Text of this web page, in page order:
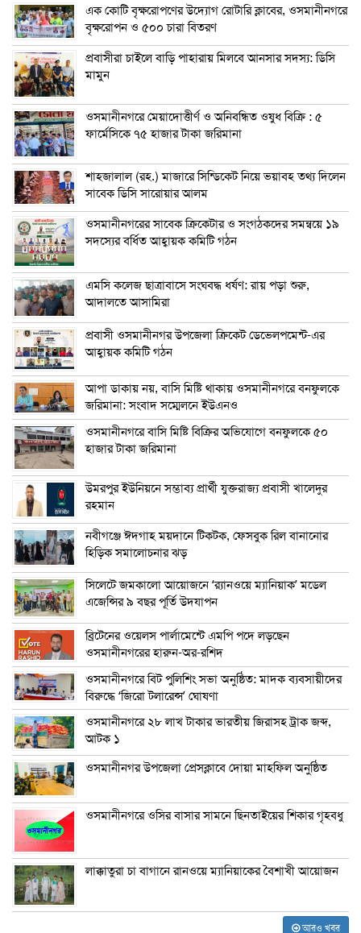
এক কোটি বৃক্ষরোপণের উদ্যোগ রোটারি ক্লাবের, ওসমানীনগরে
বৃক্ষরোপন ও ৫০০ চারা বিতরণ
প্রবাসীরা চাইলে বাড়ি পাহারায় মিলবে আনসার সদস্য: ডিসি
মামুন
ওসমানীনগরে মেয়াদোত্তীর্ণ ও অনিবন্ধিত ওষুধ বিক্রি : ৫
ফার্মেসিকে ৭৫ হাজার টাকা জরিমানা
শাহজালাল (রহ.) মাজারে সিন্ডিকেট নিয়ে ভয়াবহ তথ্য দিলেন
সাবেক ডিসি সারোয়ার আলম
ওসমানীনগরের সাবেক ক্রিকেটার ও সংগঠকদের সমন্বয়ে ১৯
সদস্যের বর্ধিত আহ্বায়ক কমিটি গঠন
এম‌সি কলেজ ছাত্রাবাসে সংঘবদ্ধ ধর্ষণ: রায় পড়া শুরু,
আদালতে আসামিরা
প্রবাসী ওসমানীনগর উপজেলা ক্রিকেট ডেভেলপমেন্ট-এর
আহ্বায়ক কমিটি গঠন
আপা ডাকায় নয়, বাসি মিষ্টি থাকায় ওসমানীনগরে বনফুলকে
জরিমানা: সংবাদ সম্মেলনে ইউএনও
ওসমানীনগরে বাসি মিষ্টি বিক্রির অভিযোগে বনফুলকে ৫০
হাজার টাকা জরিমানা
উমরপুর ইউনিয়নে সম্ভাব্য প্রার্থী যুক্তরাজ্য প্রবাসী খালেদুর
রহমান
নবীগঞ্জে ঈদগাহ ময়দানে টিকটক, ফেসবুক রিল বানানোর
হিড়িক সমালোচনার ঝড়
সিলেটে জমকালো আয়োজনে ‘র‍্যানওয়ে ম্যানিয়াক’ মডেল
এজেন্সির ৯ বছর পূর্তি উদযাপন
ব্রিটেনের ওয়েলস পার্লামেন্টে এমপি পদে লড়ছেন
ওসমানীনগরের হারুন-অর-রশিদ
ওসমানীনগরে বিট পুলিশিং সভা অনুষ্ঠিত: মাদক ব্যবসায়ীদের
বিরুদ্ধে ‘জিরো টলারেন্স’ ঘোষণা
ওসমানীনগরে ২৮ লাখ টাকার ভারতীয় জিরাসহ ট্রাক জব্দ,
আটক ১
ওসমানীনগর উপজেলা প্রেসক্লাবে দোয়া মাহফিল অনুষ্ঠিত
ওসমানীনগরে ওসির বাসার সামনে ছিনতাইয়ের শিকার গৃহবধু
লাক্কাতুরা চা বাগানে রানওয়ে ম্যানিয়াকের বৈশাখী আয়োজন
আরও খবর